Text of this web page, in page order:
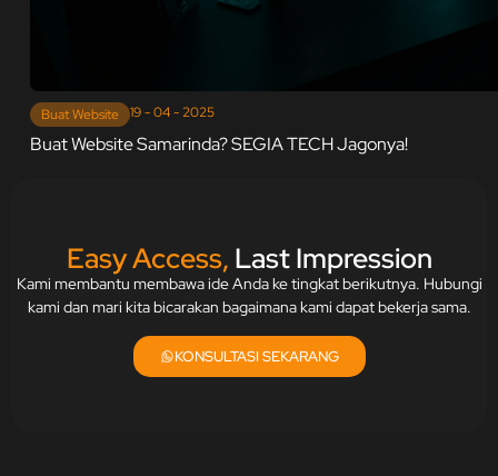
Buat Website 19 - 04 - 2025
Buat Website Samarinda? SEGIA TECH Jagonya!
Easy Access, Last Impression
Kami membantu membawa ide Anda ke tingkat berikutnya. Hubungi
kami dan mari kita bicarakan bagaimana kami dapat bekerja sama.
KONSULTASI SEKARANG